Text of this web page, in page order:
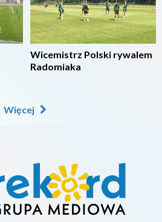
Wicemistrz Polski rywalem
Radomiaka
Więcej